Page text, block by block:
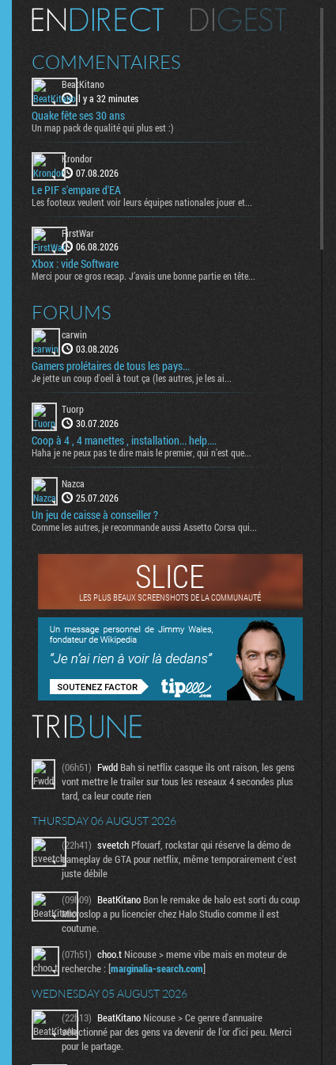
COMMENTAIRES
BeatKitano
il y a 32 minutes
Quake fête ses 30 ans
Un map pack de qualité qui plus est :)
Krondor
07.08.2026
Le PIF s'empare d'EA
Les footeux veulent voir leurs équipes nationales jouer et...
FirstWar
06.08.2026
Xbox : vide Software
Merci pour ce gros recap. J’avais une bonne partie en tête...
FORUMS
carwin
03.08.2026
Gamers prolétaires de tous les pays...
Je jette un coup d'oeil à tout ça (les autres, je les ai...
Tuorp
30.07.2026
Coop à 4 , 4 manettes , installation... help....
Haha je ne peux pas te dire mais le premier, qui n'est que...
Nazca
25.07.2026
Un jeu de caisse à conseiller ?
Comme les autres, je recommande aussi Assetto Corsa qui...
SLICE
LES PLUS BEAUX SCREENSHOTS DE LA COMMUNAUTÉ
(06h51) Fwdd Bah si netflix casque ils ont raison, les gens
vont mettre le trailer sur tous les reseaux 4 secondes plus
tard, ca leur coute rien
THURSDAY 06 AUGUST 2026
(22h41) sveetch Pfouarf, rockstar qui réserve la démo de
gameplay de GTA pour netflix, même temporairement c'est
juste débile
(09h09) BeatKitano Bon le remake de halo est sorti du coup
Microslop a pu licencier chez Halo Studio comme il est
coutume.
(07h51) choo.t Nicouse > meme vibe mais en moteur de
recherche : [marginalia-search.com]
WEDNESDAY 05 AUGUST 2026
(22h13) BeatKitano Nicouse > Ce genre d'annuaire
sélectionné par des gens va devenir de l'or d'ici peu. Merci
pour le partage.